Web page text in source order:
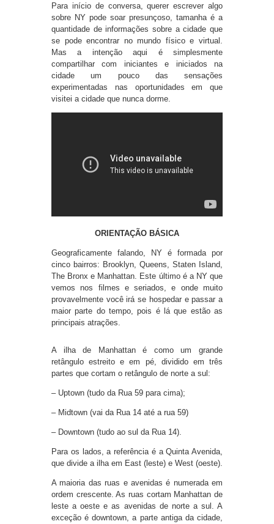
Para início de conversa, querer escrever algo
sobre NY pode soar presunçoso, tamanha é a
quantidade de informações sobre a cidade que
se pode encontrar no mundo físico e virtual.
Mas a intenção aqui é simplesmente
compartilhar com iniciantes e iniciados na
cidade um pouco das sensações
experimentadas nas oportunidades em que
visitei a cidade que nunca dorme.
ORIENTAÇÃO BÁSICA
Geograficamente falando, NY é formada por
cinco bairros: Brooklyn, Queens, Staten Island,
The Bronx e Manhattan. Este último é a NY que
vemos nos filmes e seriados, e onde muito
provavelmente você irá se hospedar e passar a
maior parte do tempo, pois é lá que estão as
principais atrações.
A ilha de Manhattan é como um grande
retângulo estreito e em pé, dividido em três
partes que cortam o retângulo de norte a sul:
– Uptown (tudo da Rua 59 para cima);
– Midtown (vai da Rua 14 até a rua 59)
– Downtown (tudo ao sul da Rua 14).
Para os lados, a referência é a Quinta Avenida,
que divide a ilha em East (leste) e West (oeste).
A maioria das ruas e avenidas é numerada em
ordem crescente. As ruas cortam Manhattan de
leste a oeste e as avenidas de norte a sul. A
exceção é downtown, a parte antiga da cidade,